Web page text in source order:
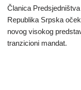
Članica
Republika Srpska
novog visokog
tranzicioni mandat.